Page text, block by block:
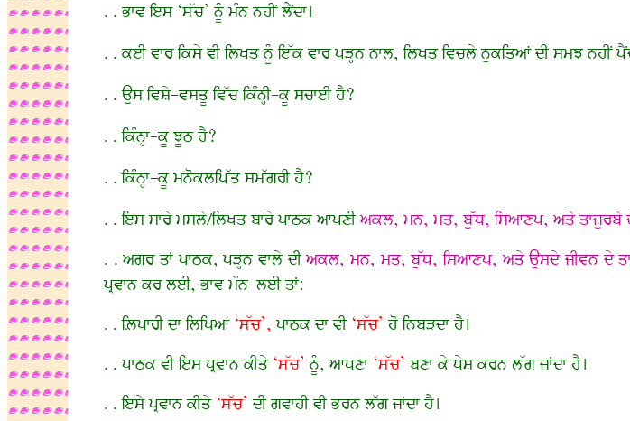
. . ਭਾਵ ਇਸ ‘ਸੱਚ’ ਨੂੰ ਮੰਨ ਨਹੀਂ ਲੈਂਦਾ।
. . ਕਈ ਵਾਰ ਕਿਸੇ ਵੀ ਲਿਖਤ ਨੂੰ ਇੱਕ ਵਾਰ ਪੜ੍ਹਨ ਨਾਲ, ਲਿਖਤ ਵਿਚਲੇ ਨੁਕਤਿਆਂ ਦੀ ਸਮਝ ਨਹੀਂ
. . ਉਸ ਵਿਸ਼ੇ-ਵਸਤੂ ਵਿੱਚ ਕਿੰਨ੍ਹੀ-ਕੂ ਸਚਾਈ ਹੈ?
. . ਕਿੰਨ੍ਹਾ-ਕੂ ਝੂਠ ਹੈ?
. . ਕਿੰਨ੍ਹਾ–ਕੂ ਮਨੋਕਲਪਿੱਤ ਸਮੱਗਰੀ ਹੈ?
. . ਇਸ ਸਾਰੇ ਮਸਲੇ/ਲਿਖਤ ਬਾਰੇ ਪਾਠਕ ਆਪਣੀਅਕਲ, ਮਨ, ਮਤ, ਬੁੱਧ, ਸਿਆਣਪ, ਅਤੇ ਤਾਜ਼ੁਰਬੇ
. . ਅਗਰ ਤਾਂ ਪਾਠਕ, ਪੜ੍ਹਨ ਵਾਲੇ ਦੀਅਕਲ, ਮਨ, ਮਤ, ਬੁੱਧ, ਸਿਆਣਪ, ਅਤੇ ਉਸਦੇ ਜੀਵਨ ਦੇ
ਪ੍ਰਵਾਨ ਕਰ ਲਈ, ਭਾਵ ਮੰਨ-ਲਈ ਤਾਂ:
. . ਲ਼ਿਖਾਰੀ ਦਾ ਲਿਖਿਆ ‘ਸੱਚ’, ਪਾਠਕ ਦਾ ਵੀ ‘ਸੱਚ’ ਹੋ ਨਿਬੜਦਾ ਹੈ।
. . ਪਾਠਕ ਵੀ ਇਸ ਪ੍ਰਵਾਨ ਕੀਤੇ ‘ਸੱਚ’ਨੂੰ, ਆਪਣਾ ‘ਸੱਚ’ ਬਣਾ ਕੇ ਪੇਸ਼ ਕਰਨ ਲੱਗ ਜਾਂਦਾ ਹੈ।
. . ਇਸੇ ਪ੍ਰਵਾਨ ਕੀਤੇ ‘ਸੱਚ’ ਦੀ ਗਵਾਹੀ ਵੀ ਭਰਨ ਲੱਗ ਜਾਂਦਾ ਹੈ।